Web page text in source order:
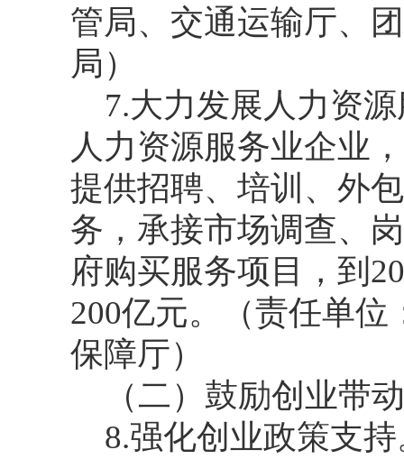
管局、交通运输厅、
局）
7.大力发展人力资
人力资源服务业企业
提供招聘、培训、外
务，承接市场调查、
府购买服务项目，到
200亿元。（责任单
保障厅）
（二）鼓励创业带
8.强化创业政策支